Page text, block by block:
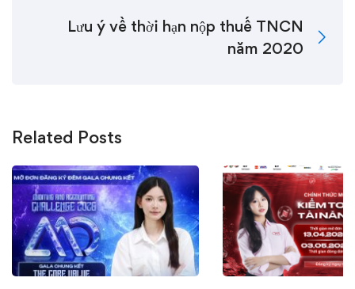
Lưu ý về thời hạn nộp thuế TNCN
năm 2020
Related Posts